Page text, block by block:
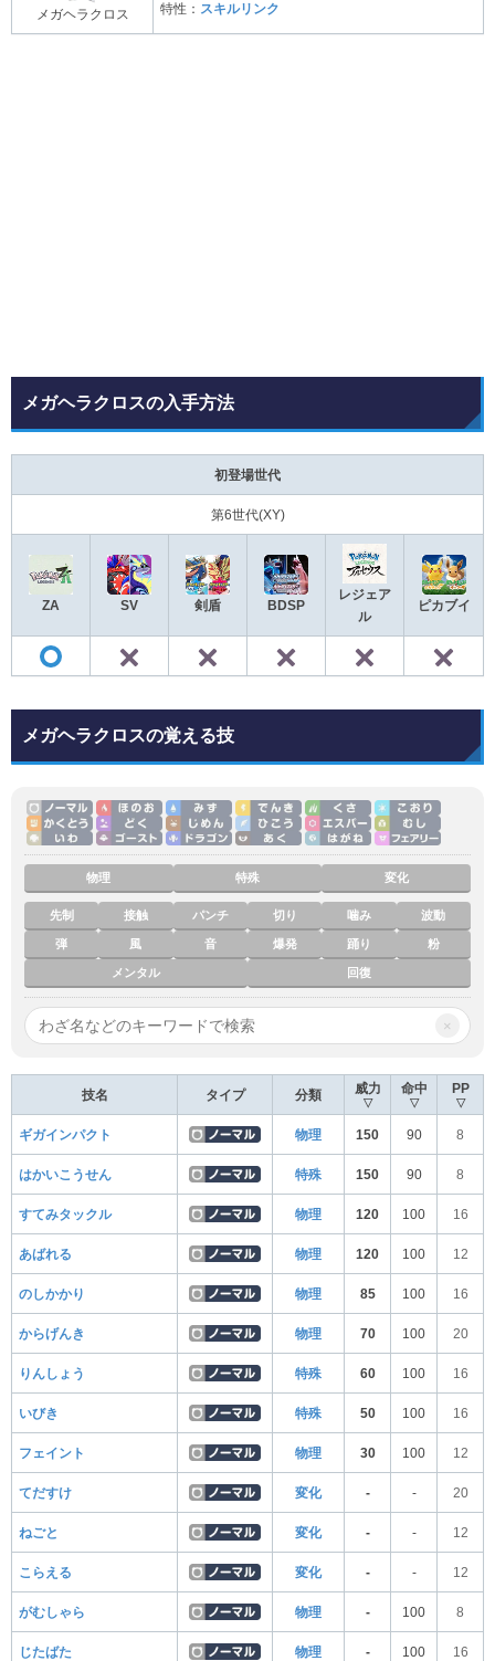
メガヘラクロス
特性： スキルリンク
メガヘラクロスの入手方法
初登場世代
第6世代(XY)
ZA SV 剣盾 BDSP
レジェア
ル
ピカブイ
メガヘラクロスの覚える技
物理 特殊 変化
先制 接触 パンチ 切り 噛み 波動
弾 風 音 爆発 踊り 粉
メンタル 回復
×
技名 タイプ 分類 威力
▽
命中
▽
PP
▽
ギガインパクト 物理 150 90 8
はかいこうせん 特殊 150 90 8
すてみタックル 物理 120 100 16
あばれる 物理 120 100 12
のしかかり 物理 85 100 16
からげんき 物理 70 100 20
りんしょう 特殊 60 100 16
いびき 特殊 50 100 16
フェイント 物理 30 100 12
てだすけ 変化 - - 20
ねごと 変化 - - 12
こらえる 変化 - - 12
がむしゃら 物理 - 100 8
じたばた 物理 - 100 16